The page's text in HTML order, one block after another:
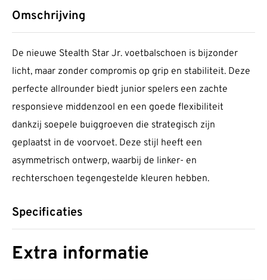
Omschrijving
De nieuwe Stealth Star Jr. voetbalschoen is bijzonder
licht, maar zonder compromis op grip en stabiliteit. Deze
perfecte allrounder biedt junior spelers een zachte
responsieve middenzool en een goede flexibiliteit
dankzij soepele buiggroeven die strategisch zijn
geplaatst in de voorvoet. Deze stijl heeft een
asymmetrisch ontwerp, waarbij de linker- en
rechterschoen tegengestelde kleuren hebben.
Specificaties
Extra informatie